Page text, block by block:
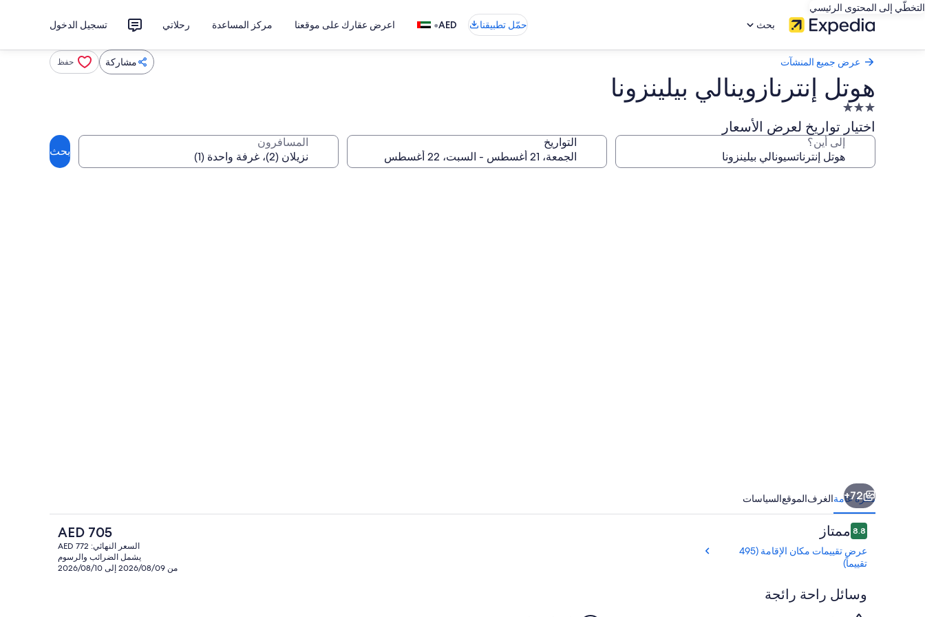
التخطّي إلى المحتوى الرئيسي
بحث
حمّل تطبيقنا AED
• اعرض عقارك على موقعنا مركز المساعدة رحلاتي تسجيل الدخول
عرض جميع المنشآت مشاركة حفظ
هوتل إنترنازوينالي بيلينزونا
منشأة
فندقية
مصنفة
3.0
اختيار تواريخ لعرض الأسعار
إلى أين؟ التواريخ المسافرون
بحث
مطعم
72+
نظرة عامةالغرفالموقعالسياسات
التقييمات
8.88.8 من 10ممتاز
عرض تقييمات مكان الإقامة (495
تقييماً)
وسائل راحة رائجة
السعر
الحالي
هو
AED
AED 705
السعر النهائي: AED 772
يشمل الضرائب والرسوم
من 2026/08/09 إلى 2026/08/10